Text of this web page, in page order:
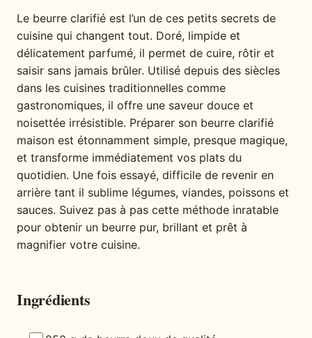
Le beurre clarifié est l’un de ces petits secrets de
cuisine qui changent tout. Doré, limpide et
délicatement parfumé, il permet de cuire, rôtir et
saisir sans jamais brûler. Utilisé depuis des siècles
dans les cuisines traditionnelles comme
gastronomiques, il offre une saveur douce et
noisettée irrésistible. Préparer son beurre clarifié
maison est étonnamment simple, presque magique,
et transforme immédiatement vos plats du
quotidien. Une fois essayé, difficile de revenir en
arrière tant il sublime légumes, viandes, poissons et
sauces. Suivez pas à pas cette méthode inratable
pour obtenir un beurre pur, brillant et prêt à
magnifier votre cuisine.
Ingrédients